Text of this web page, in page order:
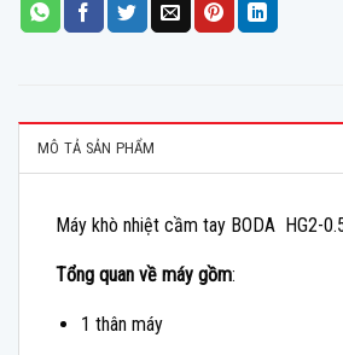
MÔ TẢ SẢN PHẨM
Máy khò nhiệt cầm tay BODA HG2-
Tổng quan về máy gồm:
1 thân máy